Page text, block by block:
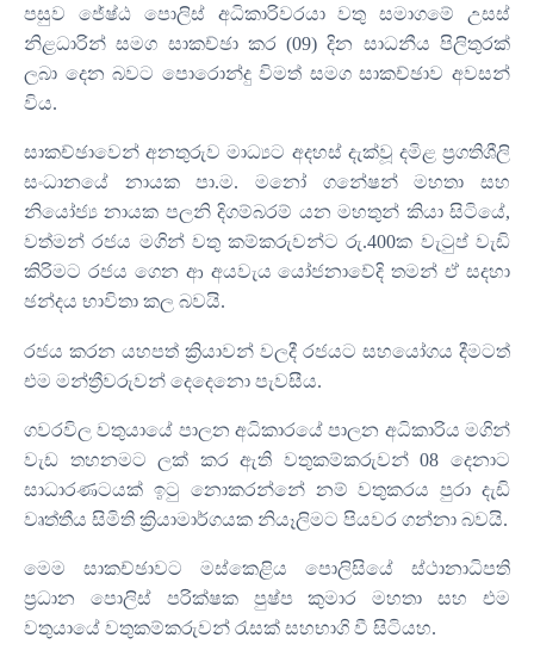
පසුව ජේෂ්ඨ පොලිස් අධිකාරිවරයා වතු සමාගමේ උසස්
නිළධාරින් සමග සාකච්ඡා කර(09)දින සාධනීය පිලිතුරක්
ලබා දෙන බවට පොරොන්දු විමත් සමග සාකච්ඡාව අවසන්
විය.
සාකච්ඡාවෙන් අනතුරුව මාධ්‍යට අදහස් දැක්වූ දමිළ ප්‍රගතිශීලි
සංධානයේ නායක පා.ම.මනෝ ගනේෂන් මහතා සහ
නියෝජ්‍ය නායක පලනි දිගම්බරම් යන මහතුන් කියා සිටියේ,
වත්මන් රජය මගින් වතු කම්කරුවන්ට රු.400ක වැටුප් වැඩි
කිරිමට රජය ගෙන ආ අයවැය යෝජනාවේදි තමන් ඒ සදහා
ඡන්දය භාවිතා කල බවයි.
රජය කරන යහපත් ක්‍රියාවන් වලදී රජයට සහයෝගය දීමටත්
එම මන්ත්‍රීවරුවන් දෙදෙනො පැවසීය.
ගවරවිල වතුයායේ පාලන අධිකාරයේ පාලන අධිකාරිය මගින්
වැඩ තහනමට ලක් කර ඇති වතුකම්කරුවන්08දෙනාට
සාධාරණටයක් ඉටු නොකරන්නේ නම් වතුකරය පුරා දැඩි
වෘත්තීය සිමිති ක්‍රියාමාර්ගයක නියෑලිමට පියවර ගන්නා බවයි.
මෙම සාකච්ඡාවට මස්කෙළිය පොලිසියේ ස්ථානාධිපති
ප්‍රධාන පොලිස් පරික්ෂක පුෂ්ප කුමාර මහතා සහ එම
වතුයායේ වතුකම්කරුවන් රැසක් සහභාගි වී සිටියහ.